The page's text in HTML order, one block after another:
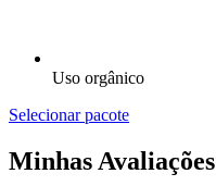
Uso orgânico
Selecionar pacote
Minhas Avaliações